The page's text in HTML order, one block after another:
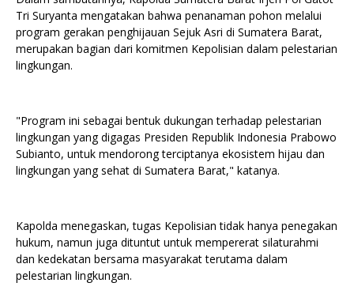
Tri Suryanta mengatakan bahwa penanaman pohon melalui
program gerakan penghijauan Sejuk Asri di Sumatera Barat,
merupakan bagian dari komitmen Kepolisian dalam pelestarian
lingkungan.
"Program ini sebagai bentuk dukungan terhadap pelestarian
lingkungan yang digagas Presiden Republik Indonesia Prabowo
Subianto, untuk mendorong terciptanya ekosistem hijau dan
lingkungan yang sehat di Sumatera Barat," katanya.
Kapolda menegaskan, tugas Kepolisian tidak hanya penegakan
hukum, namun juga dituntut untuk mempererat silaturahmi
dan kedekatan bersama masyarakat terutama dalam
pelestarian lingkungan.